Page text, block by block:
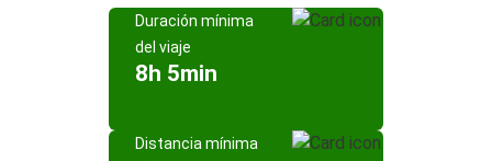
Duración mínima
del viaje
8h 5min
Distancia mínima